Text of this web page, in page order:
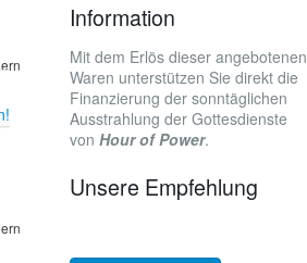
Information
Mit dem Erlös dieser angebotenen
Waren unterstützen Sie direkt die
Finanzierung der sonntäglichen
Ausstrahlung der Gottesdienste
von Hour of Power.
Unsere Empfehlung